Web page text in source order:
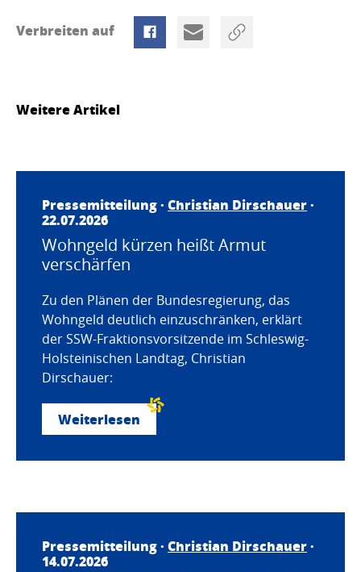
Verbreiten auf
Weitere Artikel
Pressemitteilung · Christian Dirschauer·
22.07.2026
Wohngeld kürzen heißt Armut
verschärfen
Zu den Plänen der Bundesregierung, das
Wohngeld deutlich einzuschränken, erklärt
der SSW-Fraktionsvorsitzende im Schleswig-
Holsteinischen Landtag, Christian
Dirschauer:
Weiterlesen
Pressemitteilung · Christian Dirschauer·
14.07.2026